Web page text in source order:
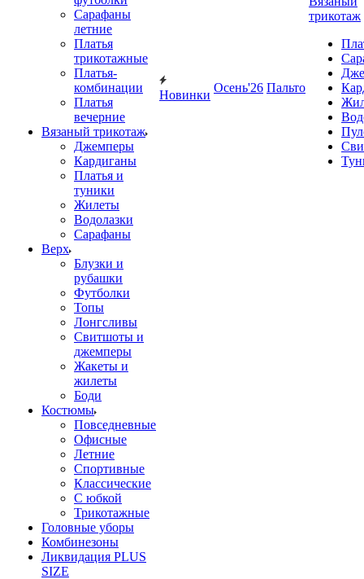
Сарафаны
летние
Платья
трикотажные
Платья-
комбинации
Платья
вечерние
Вязаный трикотаж
Джемперы
Кардиганы
Платья и
туники
Жилеты
Водолазки
Сарафаны
Верх
Блузки и
рубашки
Футболки
Топы
Лонгсливы
Свитшоты и
джемперы
Жакеты и
жилеты
Боди
Костюмы
Повседневные
Офисные
Летние
Спортивные
Классические
С юбкой
Трикотажные
Головные уборы
Комбинезоны
Ликвидация PLUS
SIZE
Новинки
Осень'26 Пальто
трикотаж